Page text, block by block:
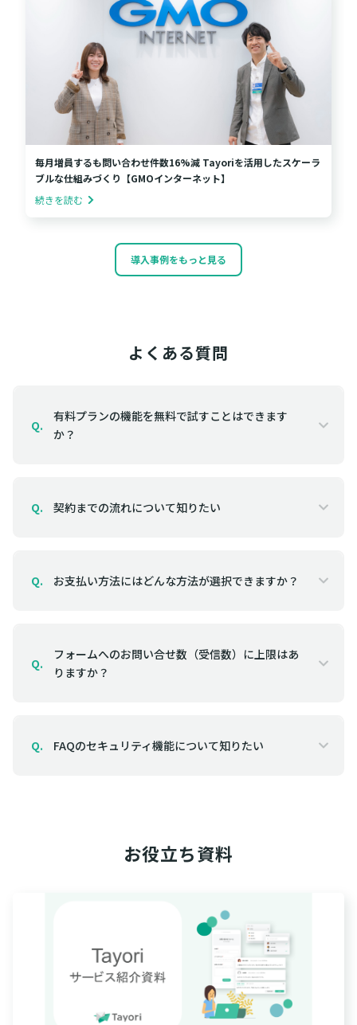
毎月増員するも問い合わせ件数16%減 Tayoriを活用したスケーラ
ブルな仕組みづくり【GMOインターネット】
続きを読む
導入事例をもっと見る
よくある質問
Q.
有料プランの機能を無料で試すことはできます
か？
Q. 契約までの流れについて知りたい
Q. お支払い方法にはどんな方法が選択できますか？
Q.
フォームへのお問い合せ数（受信数）に上限はあ
りますか？
Q. FAQのセキュリティ機能について知りたい
お役立ち資料